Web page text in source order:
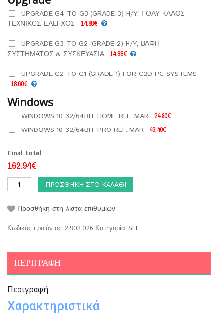
UPGRADE G4 TO G3 (GRADE 3) H/Y, ΠΟΛΥ ΚΑΛΟΣ
ΤΕΧΝΙΚΟΣ ΕΛΕΓΧΟΣ
14.88€
UPGRADE G3 TO G2 (GRADE 2) H/Y, ΒΑΦΗ
ΣΥΣΤΗΜΑΤΟΣ & ΣΥΣΚΕΥΑΣΙΑ
14.88€
UPGRADE G2 TO G1 (GRADE 1) FOR C2D PC SYSTEMS
18.60€
Windows
WINDOWS 10 32/64BIT HOME REF. MAR 24.80€
WINDOWS 10 32/64BIT PRO REF. MAR 43.40€
Final total
162.94€
ΠΡΟΣΘΉΚΗ ΣΤΟ ΚΑΛΆΘΙ
Προσθήκη στη λίστα επιθυμιών
Κωδικός προϊόντος: 2.902.026 Κατηγορία: SFF
ΠΕΡΙΓΡΑΦΉ
Περιγραφή
Χαρακτηριστικά